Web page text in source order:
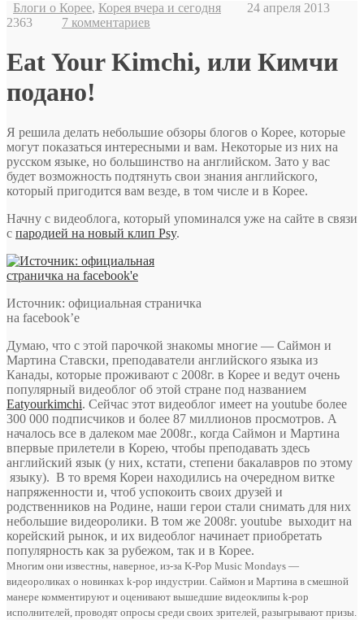
Блоги о Корее, Корея вчера и сегодня
24 апреля 2013
2363
7 комментариев
Eat Your Kimchi, или Кимчи
подано!
Я решила делать небольшие обзоры блогов о Корее, которые
могут показаться интересными и вам. Некоторые из них на
русском языке, но большинство на английском. Зато у вас
будет возможность подтянуть свои знания английского,
который пригодится вам везде, в том числе и в Корее.
Начну с видеоблога, который упоминался уже на сайте в связи
с пародией на новый клип Psy.
Источник: официальная страничка
на facebook’e
Думаю, что с этой парочкой знакомы многие — Саймон и
Мартина Ставски, преподаватели английского языка из
Канады, которые проживают с 2008г. в Корее и ведут очень
популярный видеоблог об этой стране под названием
Eatyourkimchi. Сейчас этот видеоблог имеет на youtube более
300 000 подписчиков и более 87 миллионов просмотров. А
началось все в далеком мае 2008г., когда Саймон и Мартина
впервые прилетели в Корею, чтобы преподавать здесь
английский язык (у них, кстати, степени бакалавров по этому
языку). В то время Кореи находились на очередном витке
напряженности и, чтоб успокоить своих друзей и
родственников на Родине, наши герои стали снимать для них
небольшие видеоролики. В том же 2008г. youtube выходит на
корейский рынок, и их видеоблог начинает приобретать
популярность как за рубежом, так и в Корее.
Многим они известны, наверное, из-за K-Pop Music Mondays —
видеороликах о новинках k-pop индустрии. Саймон и Мартина в смешной
манере комментируют и оценивают вышедшие видеоклипы k-pop
исполнителей, проводят опросы среди своих зрителей, разыгрывают призы.